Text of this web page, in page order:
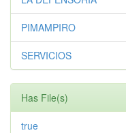
PIMAMPIRO
SERVICIOS
Has File(s)
true